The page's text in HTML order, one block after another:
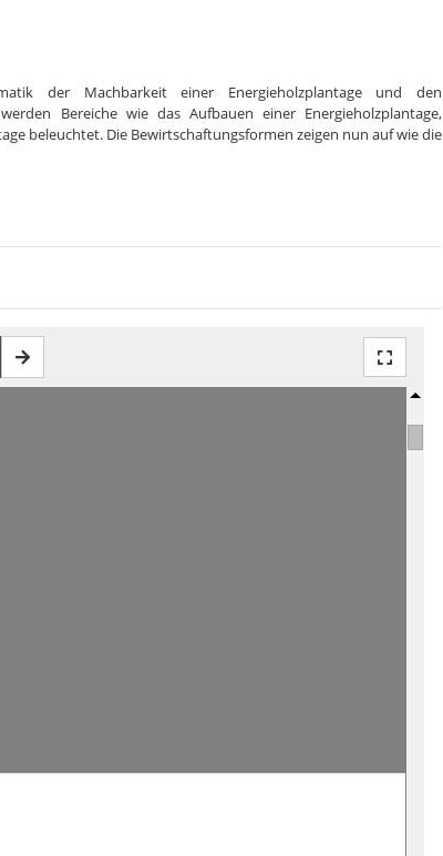
der Machbarkeit einer Energieholzplantage und den
Bereiche wie das Aufbauen einer Energieholzplantage,
beleuchtet. Die Bewirtschaftungsformen zeigen nun auf wie die